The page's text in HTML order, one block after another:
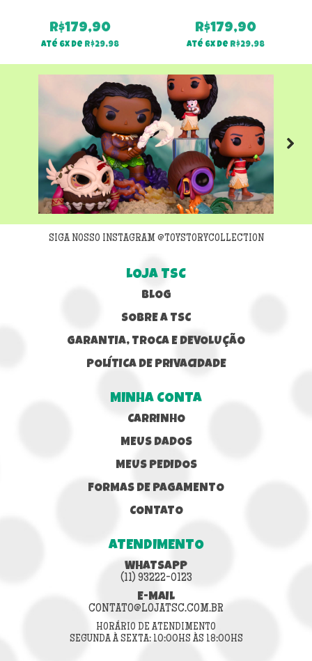
R$179,90
Até 6x de R$29,98
R$179,90
Até 6x de R$29,98
Next
SIGA NOSSO INSTAGRAM @TOYSTORYCOLLECTION
LOJA TSC
BLOG
SOBRE A TSC
GARANTIA, TROCA E DEVOLUÇÃO
POLÍTICA DE PRIVACIDADE
MINHA CONTA
CARRINHO
MEUS DADOS
MEUS PEDIDOS
FORMAS DE PAGAMENTO
CONTATO
ATENDIMENTO
WHATSAPP
(11) 93222-0123
E-MAIL
CONTATO@LOJATSC.COM.BR
HORÁRIO DE ATENDIMENTO
SEGUNDA À SEXTA: 10:00HS ÀS 18:00HS